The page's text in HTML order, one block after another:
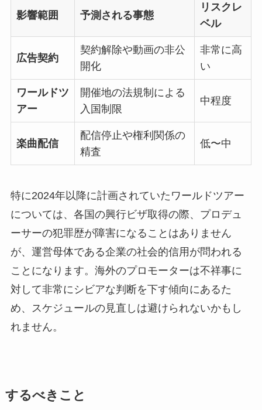
影響範囲 予測される事態
リスクレ
ベル
広告契約
契約解除や動画の非公
開化
非常に高
い
ワールドツ
アー
開催地の法規制による
入国制限
中程度
楽曲配信
配信停止や権利関係の
精査
低〜中
特に2024年以降に計画されていたワールドツアー
については、各国の興行ビザ取得の際、プロデュ
ーサーの犯罪歴が障害になることはありません
が、運営母体である企業の社会的信用が問われる
ことになります。海外のプロモーターは不祥事に
対して非常にシビアな判断を下す傾向にあるた
め、スケジュールの見直しは避けられないかもし
れません。
するべきこと